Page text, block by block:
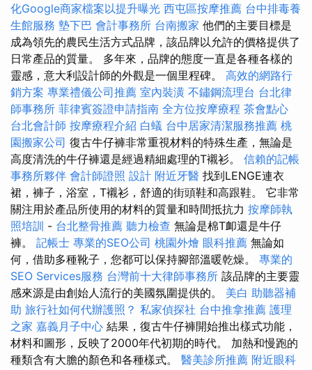
化Google商家檔案以提升曝光 西屯區按摩推薦 台中排毒養
生館服務 墊下巴 會計事務所 台南搬家 他們的主要目標是
成為領先的農民生活方式品牌，該品牌以允許的價格提供了
日常產品的質量。 多年來，品牌的態度一直是各種各樣的
靈感，意大利設計師的外觀是一個里程碑。 高效的網路行
銷方案 專業禮儀公司推薦 室內裝潢 不鏽鋼流理台 台北律
師事務所 菲律賓簽證申請指南 全方位按摩療程 茶會點心
台北會計師 按摩療程介紹 白蟻 台中居家清潔服務推薦 桃
園搬家公司 復古牛仔褲非常重視材料的特殊生產，無論是
高度清洗的牛仔褲還是經過精細處理的T襯衫。 信賴的記帳
事務所夥伴 會計師證照 設計 附近牙醫 找到LENGE連衣
裙，褲子，浴室，T襯衫，舒適的街頭鞋和高跟鞋。 它非常
關注用於產品所使用的材料的質量和時間抵抗力 按摩師執
照培訓 - 台北整骨推薦 聽力檢查 無論是棉T卹還是牛仔
褲。 記帳士 專業的SEO公司 桃園外燴 眼科推薦 無論如
何，借助多種靴子，您都可以保持腳部溫暖乾燥。 專業的
SEO Services服務 台灣前十大律師事務所 該品牌的主要靈
感來源是由創始人流行的美國氛圍提供的。 美白 助聽器補
助 旅行社如何代辦護照？ 私家偵探社 台中推拿推薦 護理
之家 嘉義月子中心 結果，復古牛仔褲開始推出樣式功能，
材料和圖形，反映了2000年代初期的時代。 加熱和慢跑的
種類含有大膽的顏色和各種樣式。 醫美診所推薦 附近眼科